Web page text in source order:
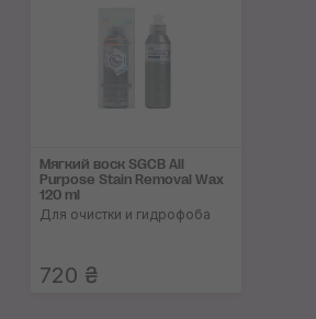
Мягкий воск SGCB All
Purpose Stain Removal Wax
120 ml
Для очистки и гидрофоба
720 ₴